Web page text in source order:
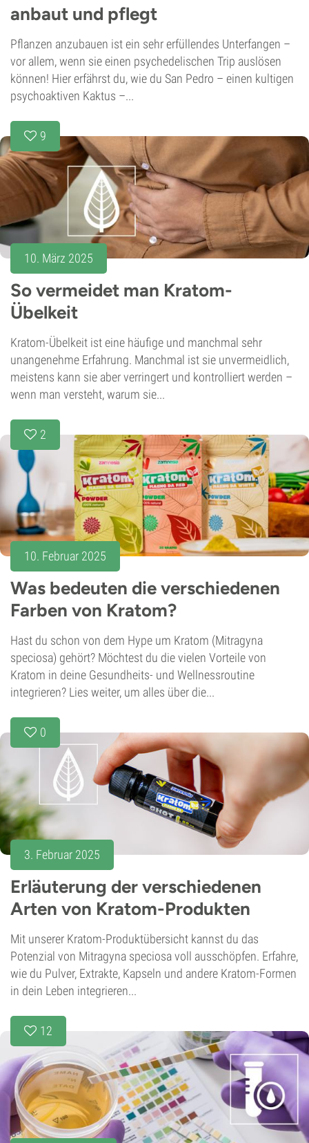
anbaut und pflegt
Pflanzen anzubauen ist ein sehr erfüllendes Unterfangen –
vor allem, wenn sie einen psychedelischen Trip auslösen
können! Hier erfährst du, wie du San Pedro – einen kultigen
psychoaktiven Kaktus –...
9
10. März 2025
So vermeidet man Kratom-
Übelkeit
Kratom-Übelkeit ist eine häufige und manchmal sehr
unangenehme Erfahrung. Manchmal ist sie unvermeidlich,
meistens kann sie aber verringert und kontrolliert werden –
wenn man versteht, warum sie...
2
10. Februar 2025
Was bedeuten die verschiedenen
Farben von Kratom?
Hast du schon von dem Hype um Kratom (Mitragyna
speciosa) gehört? Möchtest du die vielen Vorteile von
Kratom in deine Gesundheits- und Wellnessroutine
integrieren? Lies weiter, um alles über die...
0
3. Februar 2025
Erläuterung der verschiedenen
Arten von Kratom-Produkten
Mit unserer Kratom-Produktübersicht kannst du das
Potenzial von Mitragyna speciosa voll ausschöpfen. Erfahre,
wie du Pulver, Extrakte, Kapseln und andere Kratom-Formen
in dein Leben integrieren...
12